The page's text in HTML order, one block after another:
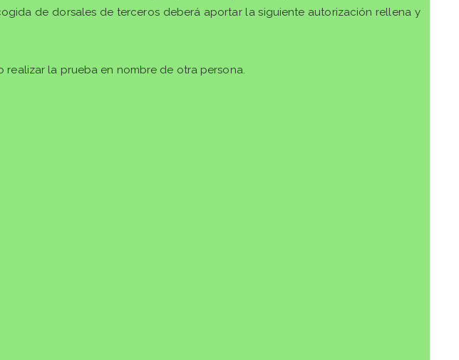
de dorsales de terceros deberá aportar la siguiente autorización rellena y
realizar la prueba en nombre de otra persona.